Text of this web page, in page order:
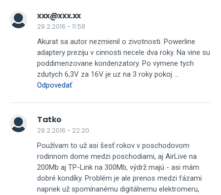
xxx@xxx.xx
29.2.2016 - 11:58
Akurat sa autor nezmienil o zivotnosti. Powerline
adaptery preziju v cinnosti necele dva roky. Na vine su
poddimenzovane kondenzatory. Po vymene tych
zdutych 6,3V za 16V je uz na 3 roky pokoj ...
Odpovedať
Tatko
29.2.2016 - 22:20
Používam to už asi šesť rokov v poschodovom
rodinnom dome medzi poschodiami, aj AirLive na
200Mb aj TP-Link na 300Mb, výdrž majú - asi mám
dobré kondíky. Problém je ale prenos medzi fázami
napriek už spomínanému digitálnemu elektromeru,